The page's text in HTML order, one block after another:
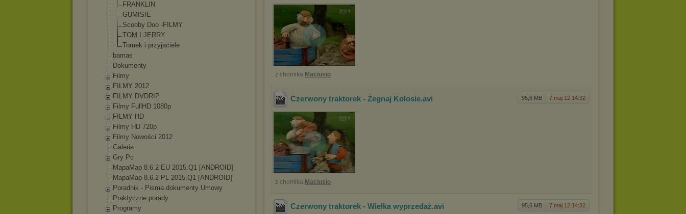
FRANKLIN
GUMISIE
Scooby Doo -FILMY
TOM I JERRY
Tomek i przyjaciele
bamas
Dokumenty
Filmy
FILMY 2012
FILMY DVDRIP
Filmy FullHD 1080p
FILMY HD
Filmy HD 720p
Filmy Nowości 2012
Galeria
Gry Pc
MapaMap 8.6.2 EU 2015.Q1 [ANDROID]
MapaMap 8.6.2 PL 2015.Q1 [ANDROID]
Poradnik - Pisma dokumenty Umowy
Praktyczne porady
Programy
z chomika Maciusio
95,6 MB 7 maj 12 14:32
Czerwony traktorek - Żegnaj Kolosie.avi
z chomika Maciusio
95,6 MB 7 maj 12 14:32
Czerwony traktorek - Wielka wyprzedaż.avi